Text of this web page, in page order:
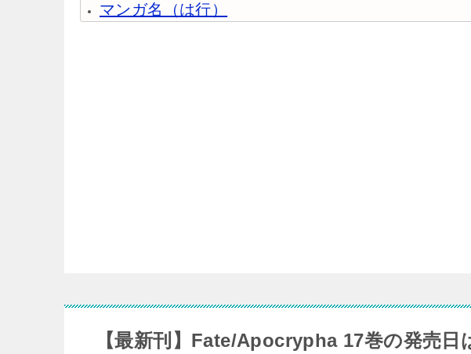
マンガ名（は行）
【最新刊】Fate/Apocrypha 17巻の発売日